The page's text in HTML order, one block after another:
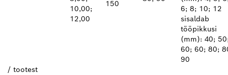
10,00;
12,00
150
6; 8; 10; 12
sisaldab
tööpikkusi
(mm): 40;
60; 60; 80;
90
/ tootest